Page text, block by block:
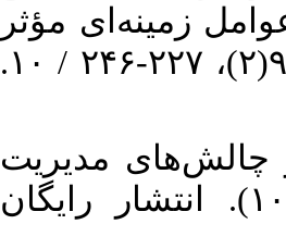
زمینه‌ای مؤثر
بر بهبود آن‌ها». حسابداری دولتی، ۹(۲)، ۲۲۷-۲۴۶ / ۱۰.
قواعد و چالش‌های مدیریت
دارایی بخش عمومی (شماره ۱۰۴). انتشار رایگان